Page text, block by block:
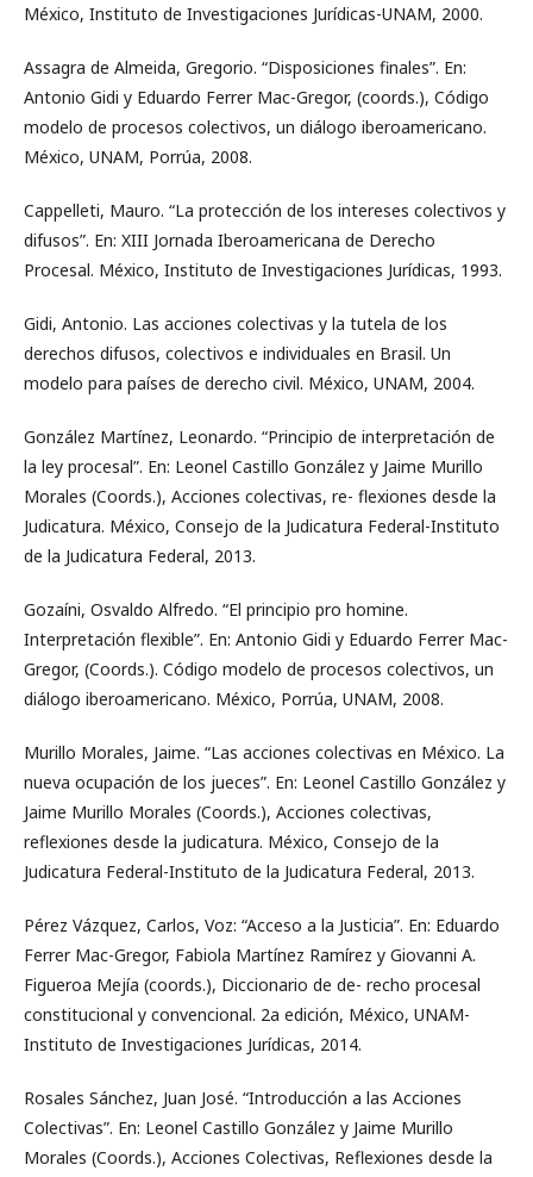
México, Instituto de Investigaciones Jurídicas-UNAM, 2000.
Assagra de Almeida, Gregorio. “Disposiciones finales”. En:
Antonio Gidi y Eduardo Ferrer Mac-Gregor, (coords.), Código
modelo de procesos colectivos, un diálogo iberoamericano.
México, UNAM, Porrúa, 2008.
Cappelleti, Mauro. “La protección de los intereses colectivos y
difusos”. En: XIII Jornada Iberoamericana de Derecho
Procesal. México, Instituto de Investigaciones Jurídicas, 1993.
Gidi, Antonio. Las acciones colectivas y la tutela de los
derechos difusos, colectivos e individuales en Brasil. Un
modelo para países de derecho civil. México, UNAM, 2004.
González Martínez, Leonardo. “Principio de interpretación de
la ley procesal”. En: Leonel Castillo González y Jaime Murillo
Morales (Coords.), Acciones colectivas, re- flexiones desde la
Judicatura. México, Consejo de la Judicatura Federal-Instituto
de la Judicatura Federal, 2013.
Gozaíni, Osvaldo Alfredo. “El principio pro homine.
Interpretación flexible”. En: Antonio Gidi y Eduardo Ferrer Mac-
Gregor, (Coords.). Código modelo de procesos colectivos, un
diálogo iberoamericano. México, Porrúa, UNAM, 2008.
Murillo Morales, Jaime. “Las acciones colectivas en México. La
nueva ocupación de los jueces”. En: Leonel Castillo González y
Jaime Murillo Morales (Coords.), Acciones colectivas,
reflexiones desde la judicatura. México, Consejo de la
Judicatura Federal-Instituto de la Judicatura Federal, 2013.
Pérez Vázquez, Carlos, Voz: “Acceso a la Justicia”. En: Eduardo
Ferrer Mac-Gregor, Fabiola Martínez Ramírez y Giovanni A.
Figueroa Mejía (coords.), Diccionario de de- recho procesal
constitucional y convencional. 2a edición, México, UNAM-
Instituto de Investigaciones Jurídicas, 2014.
Rosales Sánchez, Juan José. “Introducción a las Acciones
Colectivas”. En: Leonel Castillo González y Jaime Murillo
Morales (Coords.), Acciones Colectivas, Reflexiones desde la